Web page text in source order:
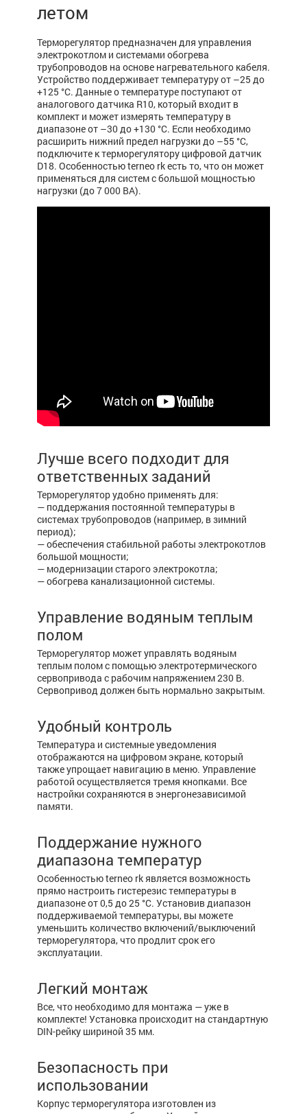
летом
Терморегулятор предназначен для управления
электрокотлом и системами обогрева
трубопроводов на основе нагревательного кабеля.
Устройство поддерживает температуру от –25 до
+125 °С. Данные о температуре поступают от
аналогового датчика R10, который входит в
комплект и может измерять температуру в
диапазоне от –30 до +130 °C. Если необходимо
расширить нижний предел нагрузки до –55 °С,
подключите к терморегулятору цифровой датчик
D18. Особенностью terneo rk есть то, что он может
применяться для систем с большой мощностью
нагрузки (до 7 000 ВА).
Лучше всего подходит для
ответственных заданий
Терморегулятор удобно применять для:
— поддержания постоянной температуры в
системах трубопроводов (например, в зимний
период);
—обеспечения стабильной работы электрокотлов
большой мощности;
— модернизации старого электрокотла;
—обогрева канализационной системы.
Управление водяным теплым
полом
Терморегулятор может управлять водяным
теплым полом с помощью электротермического
сервопривода с рабочим напряжением 230 В.
Сервопривод должен быть нормально закрытым.
Удобный контроль
Температура и системные уведомления
отображаются на цифровом экране, который
также упрощает навигацию в меню. Управление
работой осуществляется тремя кнопками. Все
настройки сохраняются в энергонезависимой
памяти.
Поддержание нужного
диапазона температур
Особенностью terneo rk является возможность
прямо настроить гистерезис температуры в
диапазоне от 0,5 до 25 °С. Установив диапазон
поддерживаемой температуры, вы можете
уменьшить количество включений/выключений
терморегулятора, что продлит срок его
эксплуатации.
Легкий монтаж
Все, что необходимо для монтажа — уже в
комплекте! Установка происходит на стандартную
DIN-рейку шириной 35 мм.
Безопасность при
использовании
Корпус терморегулятора изготовлен из